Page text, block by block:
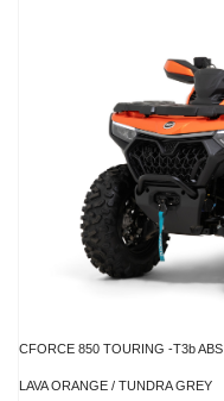
CFORCE 850 TOURING -T3b ABS
LAVA ORANGE / TUNDRA GREY